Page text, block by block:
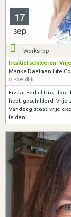
17
sep
Workshop
Intuïtief schilderen -
Marike Daalman Life
Poeldijk
Ervaar verlichting door
hebt geschilderd. Vrije
Vandaag staat vrije
leiden!